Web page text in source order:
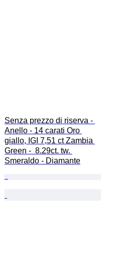
Senza prezzo di riserva -
Anello - 14 carati Oro
giallo, IGI 7,51 ct Zambia
Green -  8.29ct. tw.
Smeraldo - Diamante